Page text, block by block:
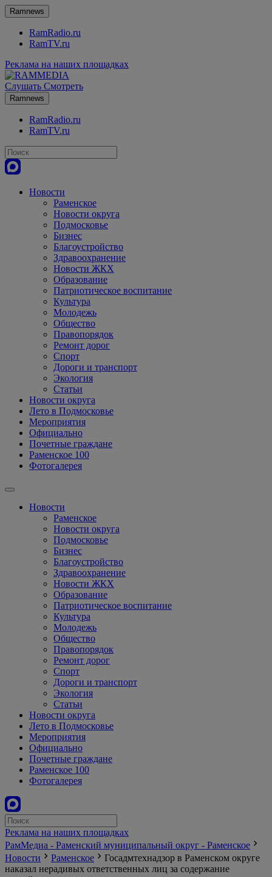
Ramnews
RamRadio.ru
RamTV.ru
Реклама на наших площадках
Слушать Смотреть
Ramnews
RamRadio.ru
RamTV.ru
Новости
Раменское
Новости округа
Подмосковье
Бизнес
Благоустройство
Здравоохранение
Новости ЖКХ
Образование
Патриотическое воспитание
Культура
Молодежь
Общество
Правопорядок
Ремонт дорог
Спорт
Дороги и транспорт
Экология
Статьи
Новости округа
Лето в Подмосковье
Мероприятия
Официально
Почетные граждане
Раменское 100
Фотогалерея
Новости
Раменское
Новости округа
Подмосковье
Бизнес
Благоустройство
Здравоохранение
Новости ЖКХ
Образование
Патриотическое воспитание
Культура
Молодежь
Общество
Правопорядок
Ремонт дорог
Спорт
Дороги и транспорт
Экология
Статьи
Новости округа
Лето в Подмосковье
Мероприятия
Официально
Почетные граждане
Раменское 100
Фотогалерея
Реклама на наших площадках
РамМедиа - Раменский муниципальный округ - Раменское
Новости
Раменское
Госадмтехнадзор в Раменском округе
наказал нерадивых ответственных лиц за содержание